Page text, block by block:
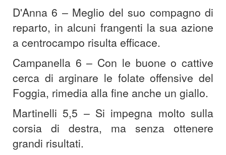
D'Anna 6 – Meglio del suo compagno di
reparto, in alcuni frangenti la sua azione
a centrocampo risulta efficace.
Campanella 6 – Con le buone o cattive
cerca di arginare le folate offensive del
Foggia, rimedia alla fine anche un giallo.
Martinelli 5,5 – Si impegna molto sulla
corsia di destra, ma senza ottenere
grandi risultati.